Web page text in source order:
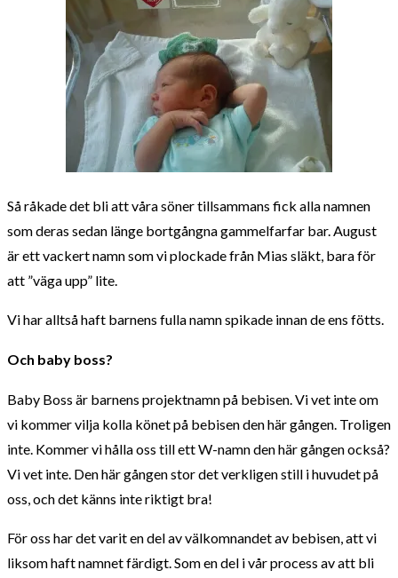
Så råkade det bli att våra söner tillsammans fick alla namnen
som deras sedan länge bortgångna gammelfarfar bar. August
är ett vackert namn som vi plockade från Mias släkt, bara för
att ”väga upp” lite.
Vi har alltså haft barnens fulla namn spikade innan de ens fötts.
Och baby boss?
Baby Boss är barnens projektnamn på bebisen. Vi vet inte om
vi kommer vilja kolla könet på bebisen den här gången. Troligen
inte. Kommer vi hålla oss till ett W-namn den här gången också?
Vi vet inte. Den här gången stor det verkligen still i huvudet på
oss, och det känns inte riktigt bra!
För oss har det varit en del av välkomnandet av bebisen, att vi
liksom haft namnet färdigt. Som en del i vår process av att bli